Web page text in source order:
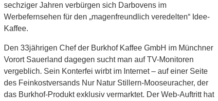
sechziger Jahren verbürgen sich Darbovens im
Werbefernsehen für den „magenfreundlich veredelten“ Idee-
Kaffee.
Den 33jährigen Chef der Burkhof Kaffee GmbH im Münchner
Vorort Sauerland dagegen sucht man auf TV-Monitoren
vergeblich. Sein Konterfei wirbt im Internet – auf einer Seite
des Feinkostversands Nur Natur Stillern-Mooseuracher, der
das Burkhof-Produkt exklusiv vermarktet. Der Web-Auftritt hat